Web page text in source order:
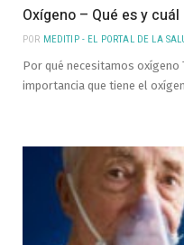
Oxígeno – Qué es y
POR MEDITIP - EL PORTAL DE LA
Por qué necesitamos oxígeno
importancia que tiene el